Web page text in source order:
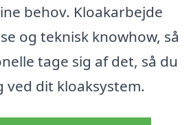
behov. Kloakarbejde
og teknisk knowhow, så
tage sig af det, så du
ved dit kloaksystem.